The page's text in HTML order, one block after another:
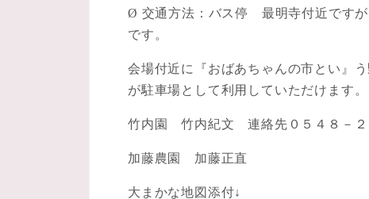
Ø 交通方法：バス停 最明寺付近です
です。
会場付近に『おばあちゃんの市とい』
が駐車場として利用していただけます。
竹内園 竹内紀文 連絡先０５４８－２
加藤農園 加藤正直
大まかな地図添付↓